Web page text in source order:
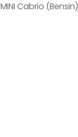
MINI Cabrio (Bensin)